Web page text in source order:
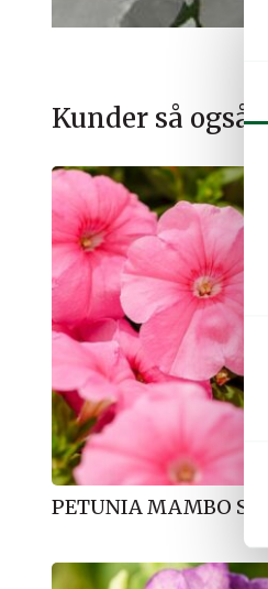
a
m
t
k
e
v
a
Kunder så også
PETUNIA MAMBO